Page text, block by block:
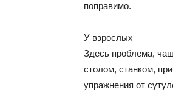
поправимо.
У взрослых
Здесь проблема,
столом, станком,
упражнения от